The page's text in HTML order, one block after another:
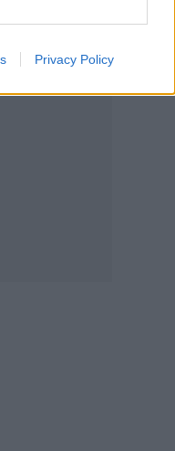
Privacy Policy